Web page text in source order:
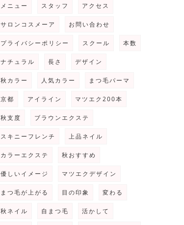
メニュー スタッフ アクセス
サロンコスメーア お問い合わせ
プライバシーポリシー スクール 本数
ナチュラル 長さ デザイン
秋カラー 人気カラー まつ毛パーマ
京都 アイライン マツエク200本
秋支度 ブラウンエクステ
スキニーフレンチ 上品ネイル
カラーエクステ 秋おすすめ
優しいイメージ マツエクデザイン
まつ毛が上がる 目の印象 変わる
秋ネイル 自まつ毛 活かして